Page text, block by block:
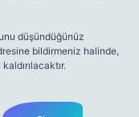
düşündüğünüz
bildirmeniz halinde,